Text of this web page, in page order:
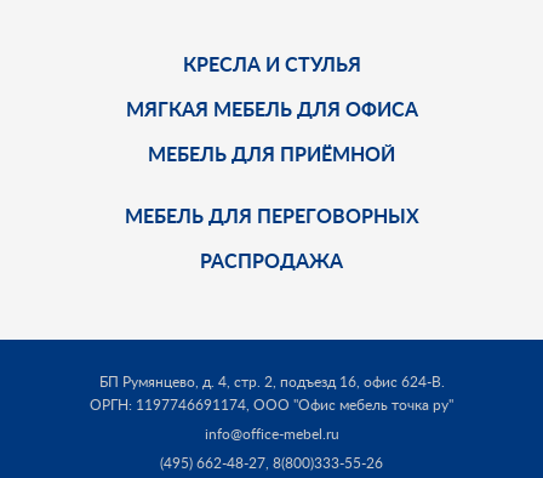
КРЕСЛА И СТУЛЬЯ
МЯГКАЯ МЕБЕЛЬ ДЛЯ ОФИСА
МЕБЕЛЬ ДЛЯ ПРИЁМНОЙ
МЕБЕЛЬ ДЛЯ ПЕРЕГОВОРНЫХ
РАСПРОДАЖА
БП Румянцево, д. 4, стр. 2, подъезд 16, офис 624-В.
ОРГН: 1197746691174, ООО "Офис мебель точка ру"
info@office-mebel.ru
(495) 662-48-27, 8(800)333-55-26